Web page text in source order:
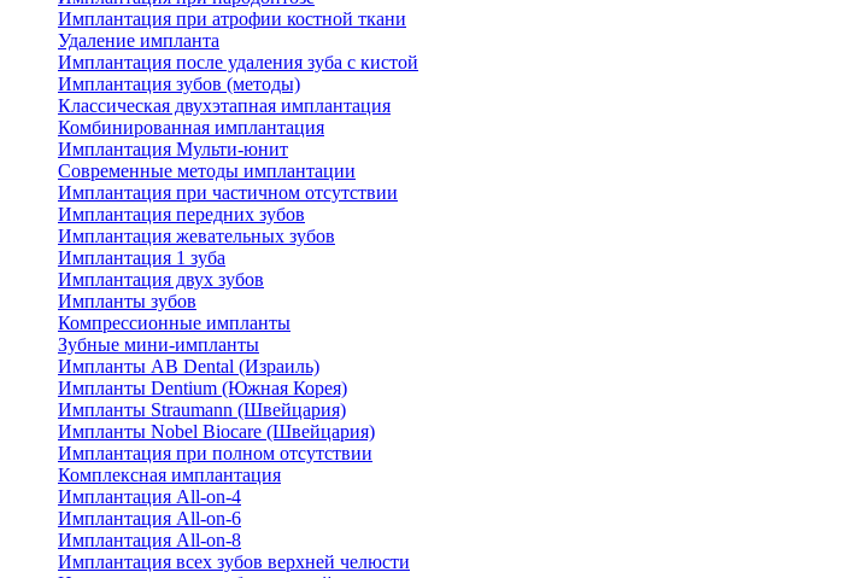
Имплантация при атрофии костной ткани
Удаление импланта
Имплантация после удаления зуба с кистой
Имплантация зубов (методы)
Классическая двухэтапная имплантация
Комбинированная имплантация
Имплантация Мульти-юнит
Современные методы имплантации
Имплантация при частичном отсутствии
Имплантация передних зубов
Имплантация жевательных зубов
Имплантация 1 зуба
Имплантация двух зубов
Импланты зубов
Компрессионные импланты
Зубные мини-импланты
Импланты AB Dental (Израиль)
Импланты Dentium (Южная Корея)
Импланты Straumann (Швейцария)
Импланты Nobel Biocare (Швейцария)
Имплантация при полном отсутствии
Комплексная имплантация
Имплантация All-on-4
Имплантация All-on-6
Имплантация All-on-8
Имплантация всех зубов верхней челюсти